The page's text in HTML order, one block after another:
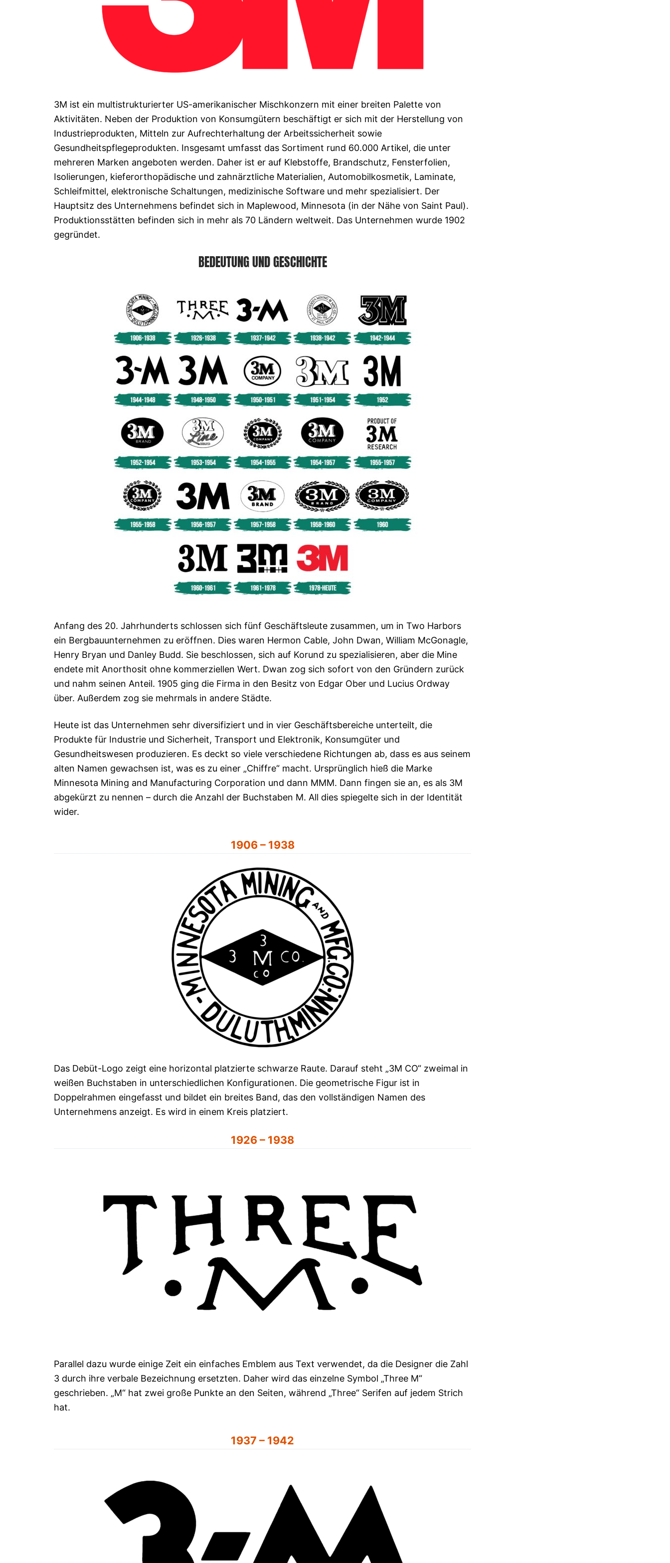
3M ist ein multistrukturierter US-amerikanischer Mischkonzern mit einer breiten Palette von
Aktivitäten. Neben der Produktion von Konsumgütern beschäftigt er sich mit der Herstellung von
Industrieprodukten, Mitteln zur Aufrechterhaltung der Arbeitssicherheit sowie
Gesundheitspflegeprodukten. Insgesamt umfasst das Sortiment rund 60.000 Artikel, die unter
mehreren Marken angeboten werden. Daher ist er auf Klebstoffe, Brandschutz, Fensterfolien,
Isolierungen, kieferorthopädische und zahnärztliche Materialien, Automobilkosmetik, Laminate,
Schleifmittel, elektronische Schaltungen, medizinische Software und mehr spezialisiert. Der
Hauptsitz des Unternehmens befindet sich in Maplewood, Minnesota (in der Nähe von Saint Paul).
Produktionsstätten befinden sich in mehr als 70 Ländern weltweit. Das Unternehmen wurde 1902
gegründet.
BEDEUTUNG UND GESCHICHTE
Anfang des 20. Jahrhunderts schlossen sich fünf Geschäftsleute zusammen, um in Two Harbors
ein Bergbauunternehmen zu eröffnen. Dies waren Hermon Cable, John Dwan, William McGonagle,
Henry Bryan und Danley Budd. Sie beschlossen, sich auf Korund zu spezialisieren, aber die Mine
endete mit Anorthosit ohne kommerziellen Wert. Dwan zog sich sofort von den Gründern zurück
und nahm seinen Anteil. 1905 ging die Firma in den Besitz von Edgar Ober und Lucius Ordway
über. Außerdem zog sie mehrmals in andere Städte.
Heute ist das Unternehmen sehr diversifiziert und in vier Geschäftsbereiche unterteilt, die
Produkte für Industrie und Sicherheit, Transport und Elektronik, Konsumgüter und
Gesundheitswesen produzieren. Es deckt so viele verschiedene Richtungen ab, dass es aus seinem
alten Namen gewachsen ist, was es zu einer „Chiffre“ macht. Ursprünglich hieß die Marke
Minnesota Mining and Manufacturing Corporation und dann MMM. Dann fingen sie an, es als 3M
abgekürzt zu nennen – durch die Anzahl der Buchstaben M. All dies spiegelte sich in der Identität
wider.
1906 – 1938
Das Debüt-Logo zeigt eine horizontal platzierte schwarze Raute. Darauf steht „3M CO“ zweimal in
weißen Buchstaben in unterschiedlichen Konfigurationen. Die geometrische Figur ist in
Doppelrahmen eingefasst und bildet ein breites Band, das den vollständigen Namen des
Unternehmens anzeigt. Es wird in einem Kreis platziert.
1926 – 1938
Parallel dazu wurde einige Zeit ein einfaches Emblem aus Text verwendet, da die Designer die Zahl
3 durch ihre verbale Bezeichnung ersetzten. Daher wird das einzelne Symbol „Three M“
geschrieben. „M“ hat zwei große Punkte an den Seiten, während „Three“ Serifen auf jedem Strich
hat.
1937 – 1942